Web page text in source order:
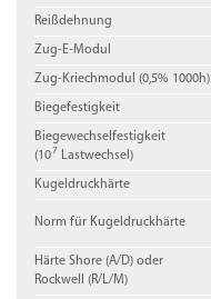
Reißdehnung
Zug-E-Modul
Zug-Kriechmodul (0,5% 1000h)
Biegefestigkeit
Biegewechselfestigkeit
(107 Lastwechsel)
Kugeldruckhärte
Norm für Kugeldruckhärte
Härte Shore (A/D) oder
Rockwell (R/L/M)